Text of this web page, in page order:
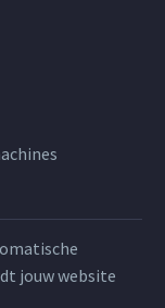
jouw website